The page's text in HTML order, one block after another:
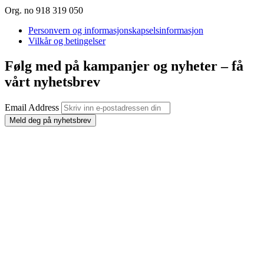
Org. no 918 319 050
Personvern og informasjonskapselsinformasjon
Vilkår og betingelser
Følg med på kampanjer og nyheter – få
vårt nyhetsbrev
Email Address
Meld deg på nyhetsbrev